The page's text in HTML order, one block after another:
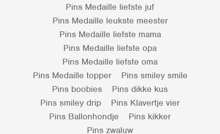
Pins Medaille liefste juf
Pins Medaille leukste meester
Pins Medaille liefste mama
Pins Medaille liefste opa
Pins Medaille liefste oma
Pins Medaille topper
Pins smiley smile
Pins boobies
Pins dikke kus
Pins smiley drip
Pins Klavertje vier
Pins Ballonhondje
Pins kikker
Pins zwaluw